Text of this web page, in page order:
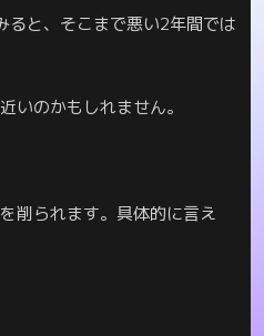
ると、そこまで悪い2年間では
いのかもしれません。
削られます。具体的に言え